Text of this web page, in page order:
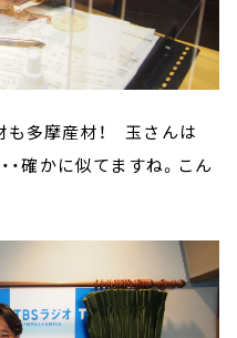
も多摩産材！ 玉さんは
・確かに似てますね。こん